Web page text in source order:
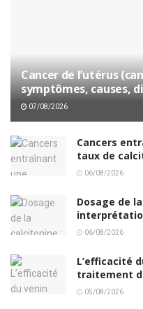
Cancer de l’utérus
symptômes, causes,
07/08/2026
Cancers
taux de
06/08/2026
Dosage de
06/08/2026
L’efficacité
traitement
05/08/2026